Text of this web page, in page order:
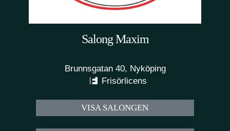
Salong Maxim
Brunnsgatan 40, Nyköping
Frisörlicens
VISA SALONGEN